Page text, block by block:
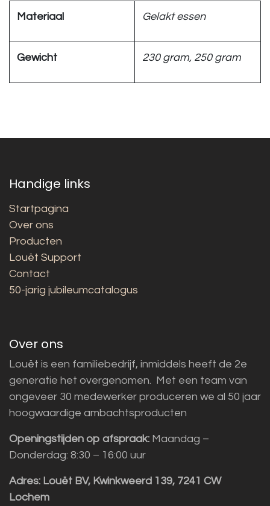
Materiaal Gelakt essen
Gewicht 230 gram, 250 gram
Handige links
Startpagina
Over ons
Producten
Louët Support
Contact
50-jarig jubileumcatalogus
Over ons
Louët is een familiebedrijf, inmiddels heeft de 2e
generatie het overgenomen. Met een team van
ongeveer 30 medewerker produceren we al 50 jaar
hoogwaardige ambachtsproducten
Openingstijden op afspraak: Maandag –
Donderdag: 8:30 – 16:00 uur
Adres: Louët BV, Kwinkweerd 139, 7241 CW
Lochem